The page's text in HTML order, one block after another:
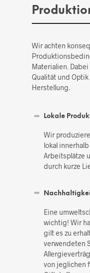
Wir achten
Materialien.
Qualität und
Herstellung.
Lokale
Wir
lokal
Arbeitsplätze
durch kurze
Eine
wichtig! Wir
gilt es zu
verwendeten
von jeglichen